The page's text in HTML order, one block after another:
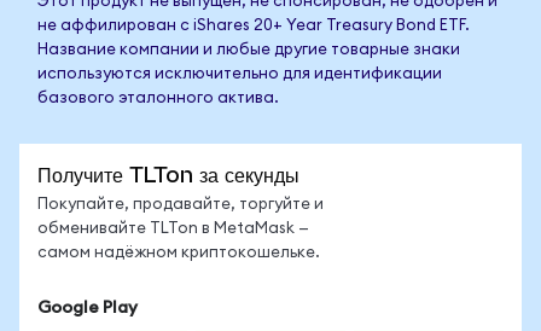
не аффилирован с iShares 20+ Year Treasury Bond ETF.
Название компании и любые другие товарные знаки
используются исключительно для идентификации
базового эталонного актива.
Получите TLTon за секунды
Покупайте, продавайте, торгуйте и
обменивайте TLTon в MetaMask —
самом надёжном криптокошельке.
Google Play